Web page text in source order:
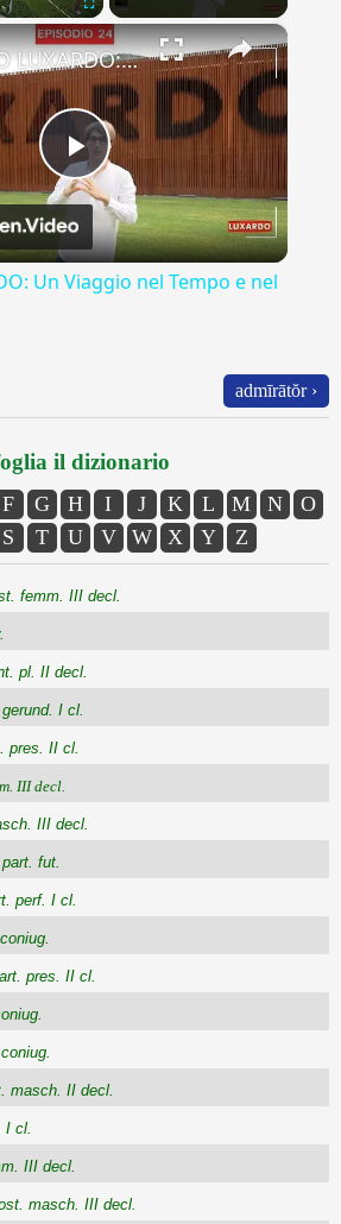
Fullscreen ×
Play
Video
MUSEO LUXARDO: Un Viaggio nel Tempo e nel Gusto
Un Viaggio nel Tempo e nel
admīrātŏr ›
il dizionario
F G H I J K L M N
O
S T U V W X Y Z
femm. III decl.
pl. II decl.
I cl.
pres. II cl.
III decl.
III decl.
fut.
perf. I cl.
pres. II cl.
masch. II decl.
I cl.
III decl.
masch. III decl.